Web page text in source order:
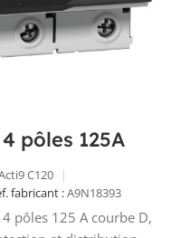
pôles 125A
C120
fabricant :A9N18393
pôles 125 A courbe D,